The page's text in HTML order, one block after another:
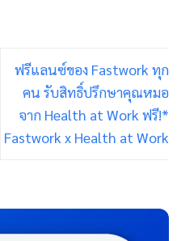
ฟรีแลนซ์ของ Fastwork ทุก
คน รับสิทธิ์ปรึกษาคุณหมอ
จาก Health at Work ฟรี!*
Fastwork x Health at Work